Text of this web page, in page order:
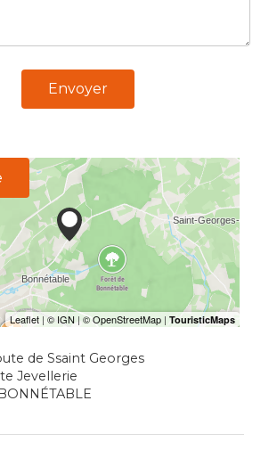
Envoyer
de Ssaint Georges
Jevellerie
BONNÉTABLE